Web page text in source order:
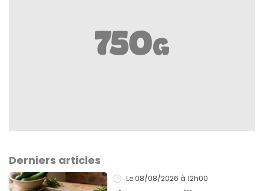
Derniers articles
Le 08/08/2026 à 12h00